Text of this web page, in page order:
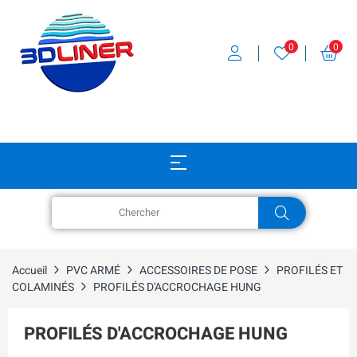
0 0
Accueil PVC ARMÉ ACCESSOIRES DE POSE
PROFILÉS ET
COLAMINÉS
PROFILÉS D'ACCROCHAGE HUNG
PROFILÉS D'ACCROCHAGE HUNG